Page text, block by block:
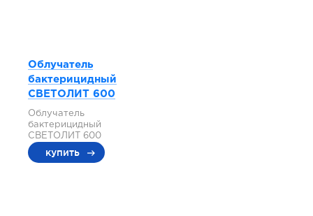
Облучатель
бактерицидный
СВЕТОЛИТ 600
Облучатель
бактерицидный
СВЕТОЛИТ 600
купить